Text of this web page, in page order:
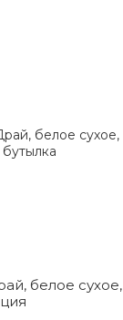
белое сухое,